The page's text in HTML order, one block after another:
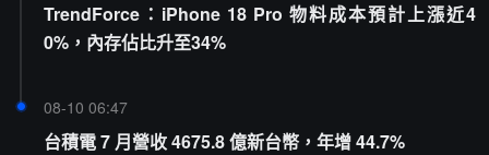
TrendForce：iPhone 18 Pro 物料成本預計上漲近4
0%，內存佔比升至34%
08-10 06:47
台積電 7 月營收 4675.8 億新台幣，年增 44.7%